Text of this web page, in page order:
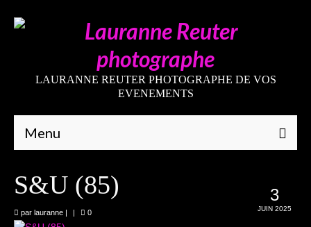
LAURANNE REUTER PHOTOGRAPHE DE VOS
EVENEMENTS
Menu
3
JUIN 2025
S&U (85)
par lauranne | | 0